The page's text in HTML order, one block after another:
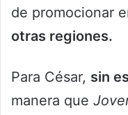
de promocionar
otras regiones.
Para César, sin
manera que